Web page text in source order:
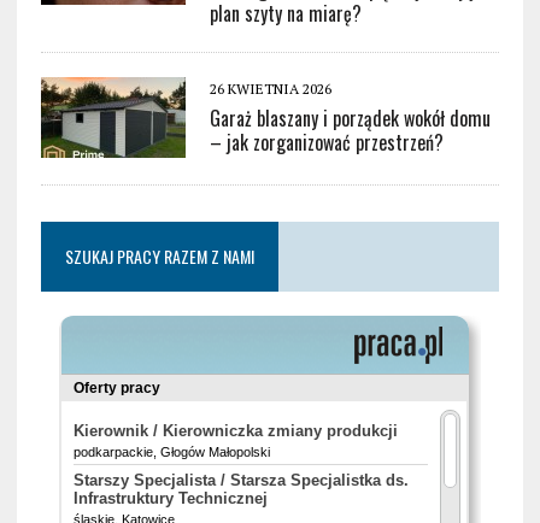
plan szyty na miarę?
26 KWIETNIA 2026
Garaż blaszany i porządek wokół domu
– jak zorganizować przestrzeń?
SZUKAJ PRACY RAZEM Z NAMI